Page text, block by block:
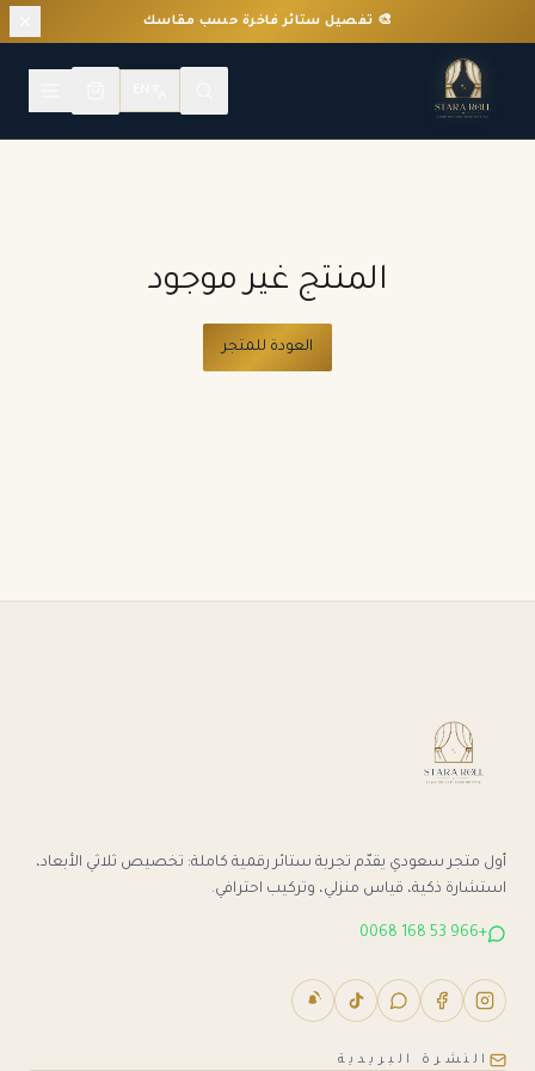
🎨 تفصيل ستائر فاخرة حسب مقاسك
المنتج غير موجود
العودة للمتجر
أول متجر سعودي يقدّم تجربة ستائر رقمية كاملة: تخصيص ثلاثي الأبعاد،
استشارة ذكية، قياس منزلي، وتركيب احترافي.
+966 53 168 0068
النشرة البريدية